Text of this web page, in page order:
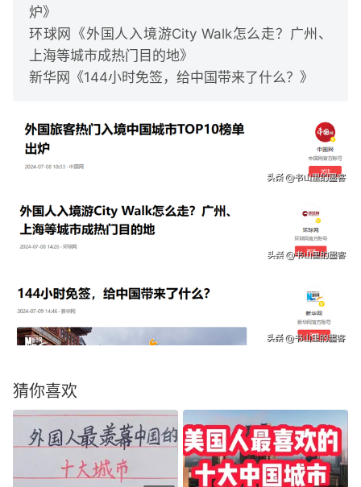
炉》
环球网《外国人入境游City Walk怎么走？广州、
上海等城市成热门目的地》
新华网《144小时免签，给中国带来了什么？》
猜你喜欢